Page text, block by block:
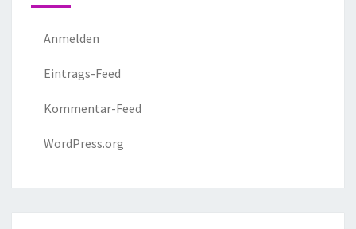
Anmelden
Eintrags-Feed
Kommentar-Feed
WordPress.org